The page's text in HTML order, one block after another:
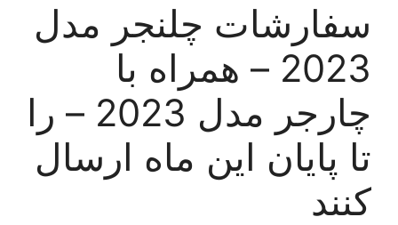
سفارشات چلنجر مدل
2023 – همراه با
چارجر مدل 2023 – را
تا پایان این ماه ارسال
کنند